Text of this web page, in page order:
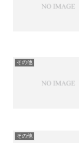
その他
その他